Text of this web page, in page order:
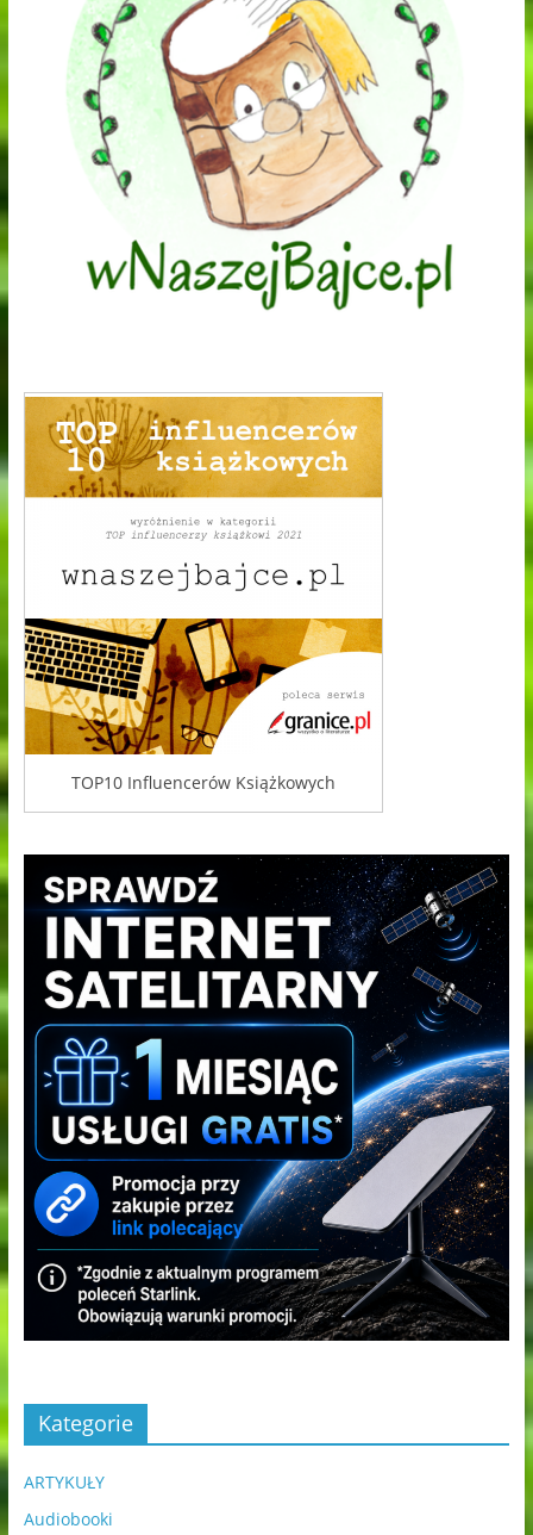
TOP10 Influencerów Książkowych
Kategorie
ARTYKUŁY
Audiobooki